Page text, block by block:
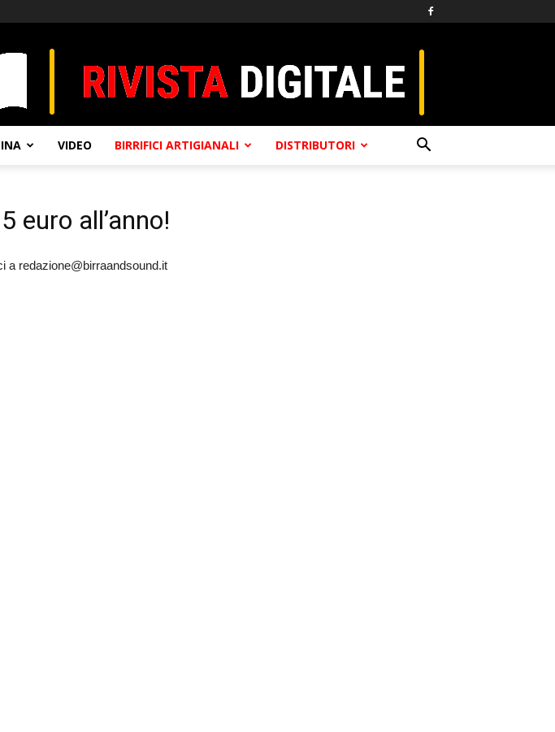
VIDEO BIRRIFICI ARTIGIANALI DISTRIBUTORI
euro all’anno!
a redazione@birraandsound.it